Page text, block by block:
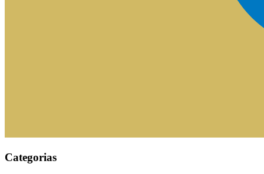
Categorias